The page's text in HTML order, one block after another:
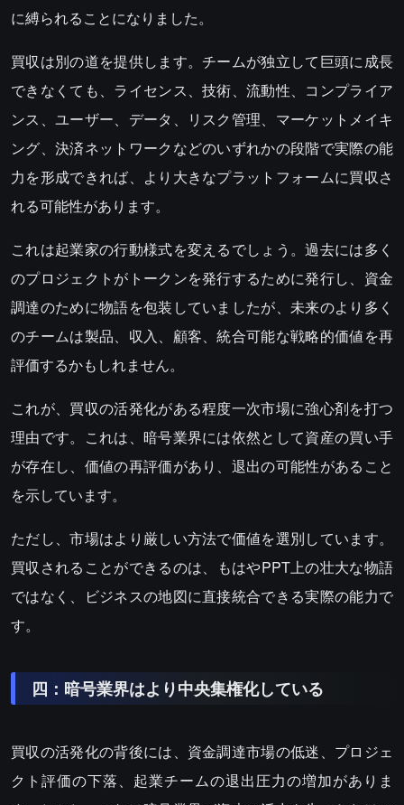
に縛られることになりました。
買収は別の道を提供します。チームが独立して巨頭に成長
できなくても、ライセンス、技術、流動性、コンプライア
ンス、ユーザー、データ、リスク管理、マーケットメイキ
ング、決済ネットワークなどのいずれかの段階で実際の能
力を形成できれば、より大きなプラットフォームに買収さ
れる可能性があります。
これは起業家の行動様式を変えるでしょう。過去には多く
のプロジェクトがトークンを発行するために発行し、資金
調達のために物語を包装していましたが、未来のより多く
のチームは製品、収入、顧客、統合可能な戦略的価値を再
評価するかもしれません。
これが、買収の活発化がある程度一次市場に強心剤を打つ
理由です。これは、暗号業界には依然として資産の買い手
が存在し、価値の再評価があり、退出の可能性があること
を示しています。
ただし、市場はより厳しい方法で価値を選別しています。
買収されることができるのは、もはやPPT上の壮大な物語
ではなく、ビジネスの地図に直接統合できる実際の能力で
す。
四：暗号業界はより中央集権化している
買収の活発化の背後には、資金調達市場の低迷、プロジェ
クト評価の下落、起業チームの退出圧力の増加がありま